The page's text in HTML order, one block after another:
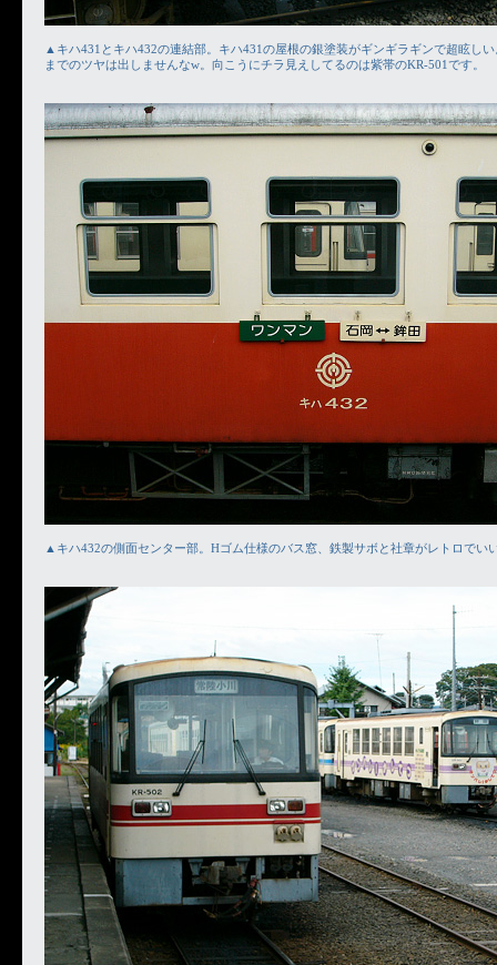
▲キハ431とキハ432の連結部。キハ431の屋根の銀塗装がギンギラギンで超眩し
までのツヤは出しませんなw。向こうにチラ見えしてるのは紫帯のKR-501です。
▲キハ432の側面センター部。Hゴム仕様のバス窓、鉄製サボと社章がレトロでい